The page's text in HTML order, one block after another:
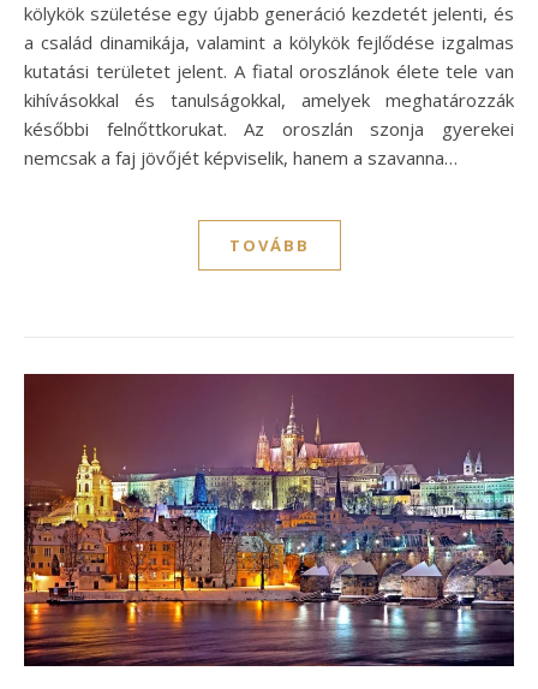
kölykök születése egy újabb generáció kezdetét jelenti, és
a család dinamikája, valamint a kölykök fejlődése izgalmas
kutatási területet jelent. A fiatal oroszlánok élete tele van
kihívásokkal és tanulságokkal, amelyek meghatározzák
későbbi felnőttkorukat. Az oroszlán szonja gyerekei
nemcsak a faj jövőjét képviselik, hanem a szavanna…
TOVÁBB